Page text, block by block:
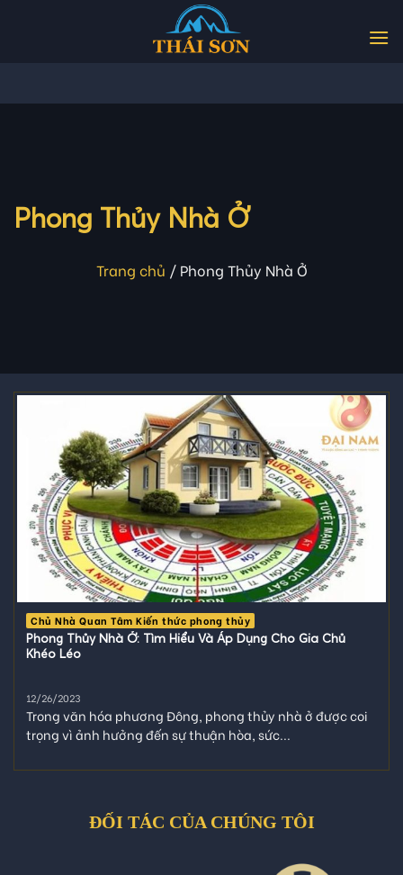
Phong Thủy Nhà Ở
Trang chủ / Phong Thủy Nhà Ở
Chủ Nhà Quan Tâm Kiến thức phong thủy
Phong Thủy Nhà Ở: Tìm Hiểu Và Áp Dụng Cho Gia Chủ
Khéo Léo
12/26/2023
Trong văn hóa phương Đông, phong thủy nhà ở được coi
trọng vì ảnh hưởng đến sự thuận hòa, sức...
ĐỐI TÁC CỦA CHÚNG TÔI